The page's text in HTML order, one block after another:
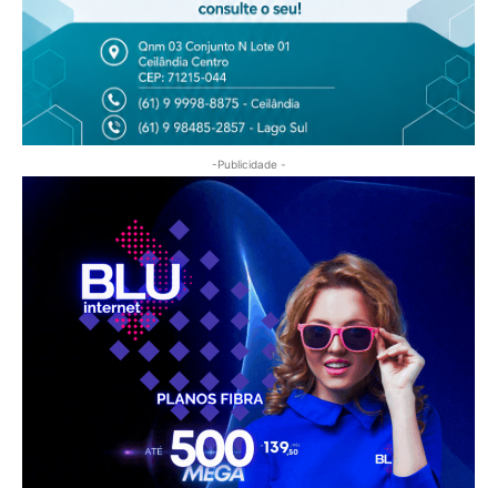
-Publicidade -